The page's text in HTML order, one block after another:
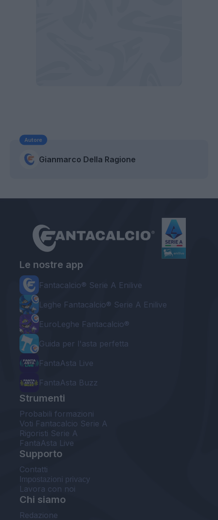
Autore
Gianmarco Della Ragione
Le nostre app
Fantacalcio® Serie A Enilive
Leghe Fantacalcio® Serie A Enilive
EuroLeghe Fantacalcio®
Guida per l'asta perfetta
FantaAsta Live
FantaAsta Buzz
Strumenti
Probabili formazioni
Voti Fantacalcio Serie A
Rigoristi Serie A
FantaAsta Live
Supporto
Contatti
Impostazioni privacy
Lavora con noi
Chi siamo
Redazione